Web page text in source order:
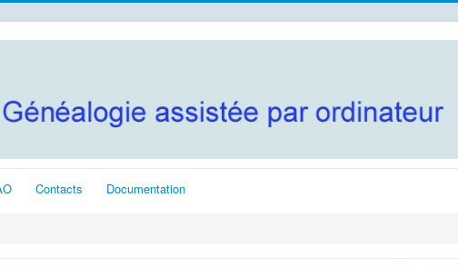
Contacts Documentation